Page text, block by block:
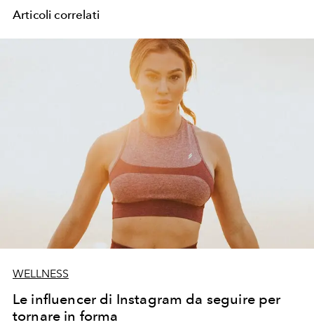
Articoli correlati
WELLNESS
Le influencer di Instagram da seguire per
tornare in forma